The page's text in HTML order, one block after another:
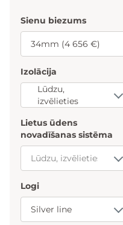
Sienu biezums
Izolācija
Lūdzu,
izvēlieties
Lietus ūdens
novadīšanas sistēma
Logi